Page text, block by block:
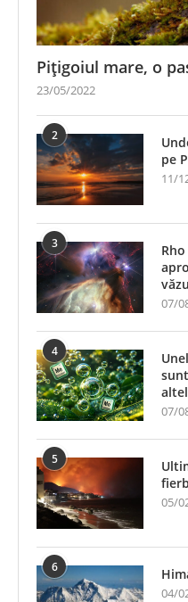
Pițigoiul mare, o
23/05/2022
2
pe
11/
3
07/
4
07/
5
05/
6
04/